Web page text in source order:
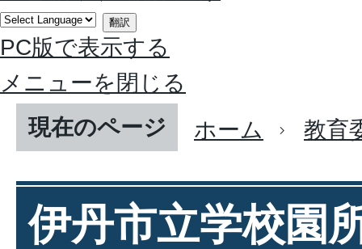
翻訳
PC版で表示する
メニューを閉じる
現在のページ
ホーム 教育
伊丹市立学校園